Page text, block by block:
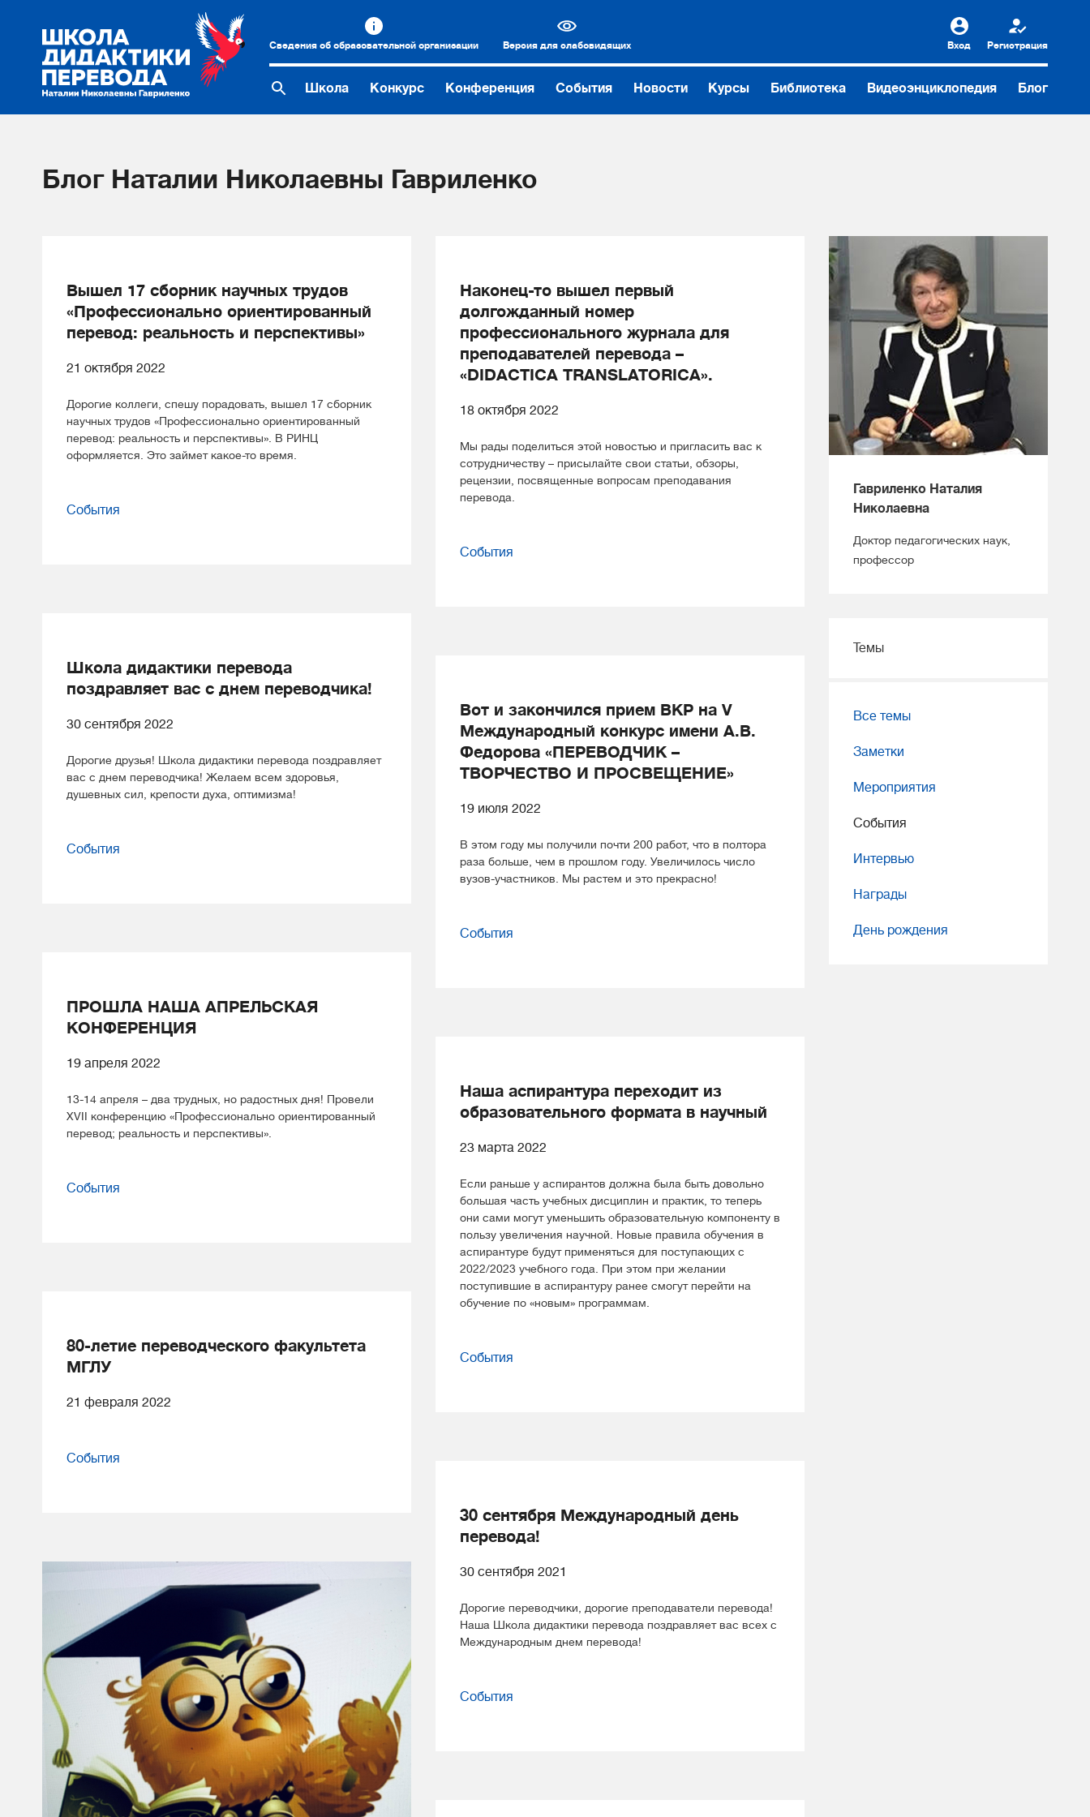
Сведения об образовательной организации Версия для слабовидящих Вход Регистрация
Школа Конкурс Конференция События Новости Курсы Библиотека Видеоэнциклопедия Блог
Блог Наталии Николаевны Гавриленко
Вышел 17 сборник научных трудов
«Профессионально ориентированный
перевод: реальность и перспективы»
21 октября 2022
Дорогие коллеги, cпешу порадовать, вышел 17 сборник
научных трудов «Профессионально ориентированный
перевод: реальность и перспективы». В РИНЦ
оформляется. Это займет какое-то время.
События
Наконец-то вышел первый
долгожданный номер
профессионального журнала для
преподавателей перевода –
«DIDACTICA TRANSLATORICA».
18 октября 2022
Мы рады поделиться этой новостью и пригласить вас к
сотрудничеству – присылайте свои статьи, обзоры,
рецензии, посвященные вопросам преподавания
перевода.
События
Школа дидактики перевода
поздравляет вас с днем переводчика!
30 сентября 2022
Дорогие друзья! Школа дидактики перевода поздравляет
вас с днем переводчика! Желаем всем здоровья,
душевных сил, крепости духа, оптимизма!
События
Вот и закончился прием ВКР на V
Международный конкурс имени А.В.
Федорова «ПЕРЕВОДЧИК –
ТВОРЧЕСТВО И ПРОСВЕЩЕНИЕ»
19 июля 2022
В этом году мы получили почти 200 работ, что в полтора
раза больше, чем в прошлом году. Увеличилось число
вузов-участников. Мы растем и это прекрасно!
События
ПРОШЛА НАША АПРЕЛЬСКАЯ
КОНФЕРЕНЦИЯ
19 апреля 2022
13-14 апреля – два трудных, но радостных дня! Провели
XVII конференцию «Профессионально ориентированный
перевод; реальность и перспективы».
События
Наша аспирантура переходит из
образовательного формата в научный
23 марта 2022
Если раньше у аспирантов должна была быть довольно
большая часть учебных дисциплин и практик, то теперь
они сами могут уменьшить образовательную компоненту в
пользу увеличения научной. Новые правила обучения в
аспирантуре будут применяться для поступающих с
2022/2023 учебного года. При этом при желании
поступившие в аспирантуру ранее смогут перейти на
обучение по «новым» программам.
События
80-летие переводческого факультета
МГЛУ
21 февраля 2022
События
30 сентября Международный день
перевода!
30 сентября 2021
Дорогие переводчики, дорогие преподаватели перевода!
Наша Школа дидактики перевода поздравляет вас всех с
Международным днем перевода!
События
Гавриленко Наталия
Николаевна
Доктор педагогических наук,
профессор
Темы
Все темы
Заметки
Мероприятия
События
Интервью
Награды
День рождения